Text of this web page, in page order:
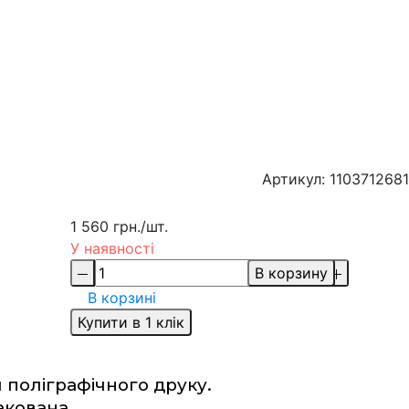
Артикул: 1103712681
1 560 грн./шт.
У наявності
В корзину
В корзині
Купити в 1 клік
друку.